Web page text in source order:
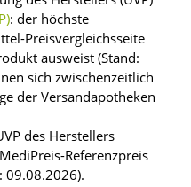
: der höchste
Preisvergleichsseite
ausweist (Stand:
sich zwischenzeitlich
der Versandapotheken
des Herstellers
Referenzpreis
09.08.2026).